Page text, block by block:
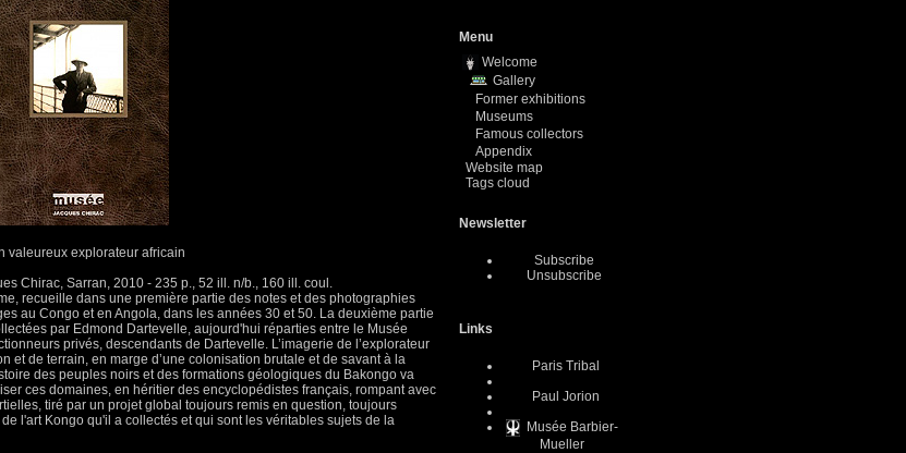
valeureux explorateur africain
Chirac, Sarran, 2010 - 235 p., 52 ill. n/b., 160 ill. coul.
recueille dans une première partie des notes et des photographies
au Congo et en Angola, dans les années 30 et 50. La deuxième partie
par Edmond Dartevelle, aujourd'hui réparties entre le Musée
privés, descendants de Dartevelle. L’imagerie de l’explorateur
et de terrain, en marge d’une colonisation brutale et de savant à la
des peuples noirs et des formations géologiques du Bakongo va
ces domaines, en héritier des encyclopédistes français, rompant avec
tiré par un projet global toujours remis en question, toujours
l'art Kongo qu'il a collectés et qui sont les véritables sujets de la
Menu
Welcome
Gallery
Former exhibitions
Museums
Famous collectors
Appendix
Website map
Tags cloud
Newsletter
Subscribe
Unsubscribe
Links
Paris Tribal
Paul Jorion
Musée Barbier-
Mueller